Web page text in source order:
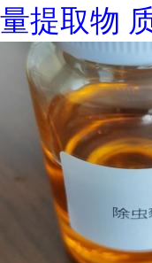
量提取物